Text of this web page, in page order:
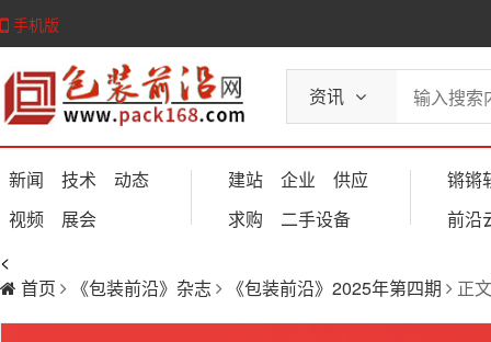
手机版
资讯
新闻 技术
动态
视频
展会
建站 企业
供应
求购
二手设备
锵锵
前沿
<
首页
《包装前沿》杂志 《包装前沿》2025年第四期 正文